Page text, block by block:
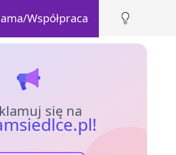
Współpraca
się na